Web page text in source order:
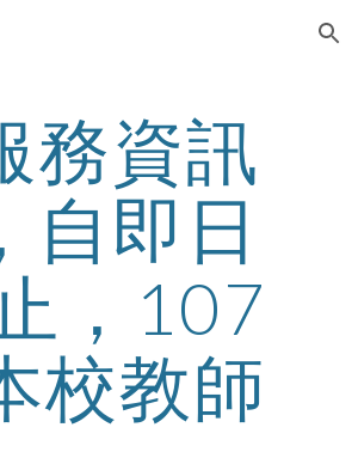
務資訊
自即日
，107
校教師